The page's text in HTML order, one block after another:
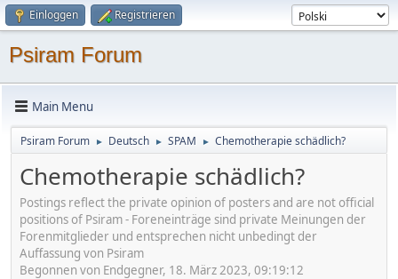
Einloggen Registrieren
Psiram Forum
Main Menu
Psiram Forum ► Deutsch ► SPAM ► Chemotherapie schädlich?
Chemotherapie schädlich?
Postings reflect the private opinion of posters and are not official
positions of Psiram - Foreneinträge sind private Meinungen der
Forenmitglieder und entsprechen nicht unbedingt der
Auffassung von Psiram
Begonnen von Endgegner, 18. März 2023, 09:19:12